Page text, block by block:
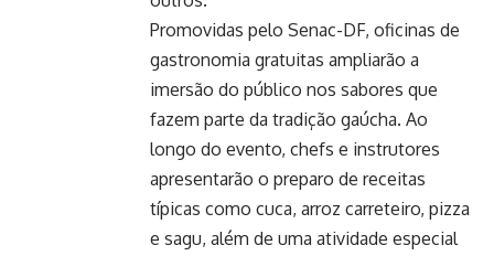
Promovidas pelo Senac-DF, oficinas de
gastronomia gratuitas ampliarão a
imersão do público nos sabores que
fazem parte da tradição gaúcha. Ao
longo do evento, chefs e instrutores
apresentarão o preparo de receitas
típicas como cuca, arroz carreteiro, pizza
e sagu, além de uma atividade especial